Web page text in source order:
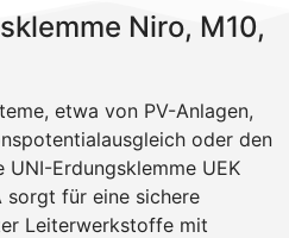
Niro, M10,
etwa von PV-Anlagen,
oder den
Erdungsklemme UEK
sorgt für eine sichere
Leiterwerkstoffe mit